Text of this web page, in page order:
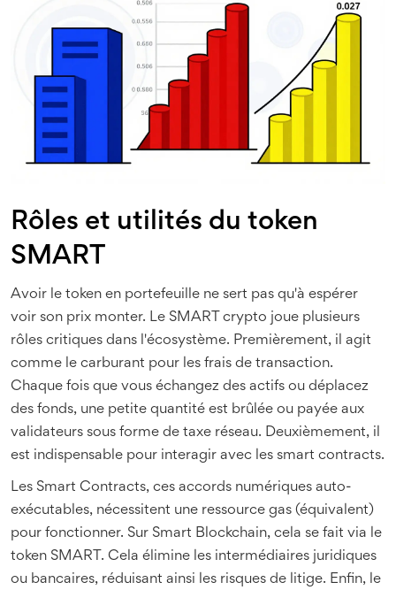
Rôles et utilités du token
SMART
Avoir le token en portefeuille ne sert pas qu'à espérer
voir son prix monter. Le SMART crypto joue plusieurs
rôles critiques dans l'écosystème. Premièrement, il agit
comme le carburant pour les frais de transaction.
Chaque fois que vous échangez des actifs ou déplacez
des fonds, une petite quantité est brûlée ou payée aux
validateurs sous forme de taxe réseau. Deuxièmement, il
est indispensable pour interagir avec les smart contracts.
Les Smart Contracts, ces accords numériques auto-
exécutables, nécessitent une ressource gas (équivalent)
pour fonctionner. Sur Smart Blockchain, cela se fait via le
token SMART. Cela élimine les intermédiaires juridiques
ou bancaires, réduisant ainsi les risques de litige. Enfin, le